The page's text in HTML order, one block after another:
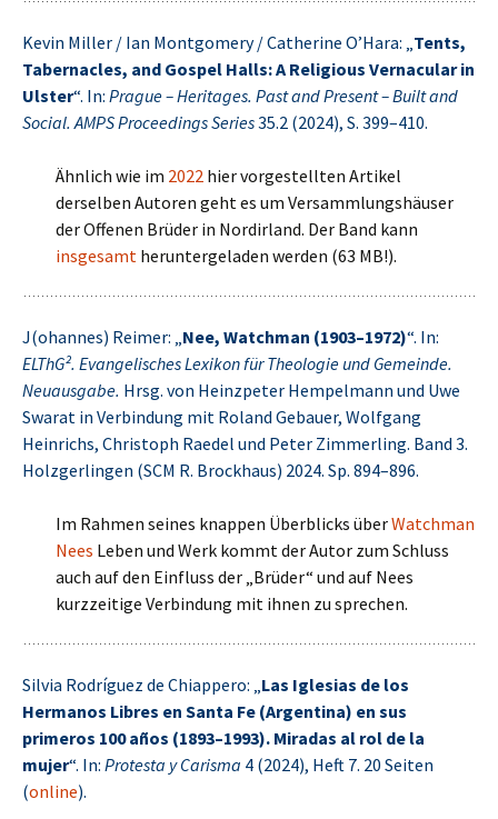
Kevin Miller / Ian Montgomery / Catherine O’Hara: „Tents,
Tabernacles, and Gospel Halls: A Religious Vernacular in
Ulster“. In: Prague – Heritages. Past and Present – Built and
Social. AMPS Proceedings Series35.2 (2024), S. 399–410.
Ähnlich wie im 2022 hier vorgestellten Artikel
derselben Autoren geht es um Versammlungshäuser
der Offenen Brüder in Nordirland. Der Band kann
insgesamt heruntergeladen werden (63 MB!).
J(ohannes) Reimer: „Nee, Watchman (1903–1972)“. In:
ELThG². Evangelisches Lexikon für Theologie und Gemeinde.
Neuausgabe. Hrsg. von Heinzpeter Hempelmann und Uwe
Swarat in Verbindung mit Roland Gebauer, Wolfgang
Heinrichs, Christoph Raedel und Peter Zimmerling. Band 3.
Holzgerlingen (SCM R. Brockhaus) 2024. Sp. 894–896.
Im Rahmen seines knappen Überblicks überWatchman
Nees Leben und Werk kommt der Autor zum Schluss
auch auf den Einfluss der „Brüder“ und auf Nees
kurzzeitige Verbindung mit ihnen zu sprechen.
Silvia Rodríguez de Chiappero: „Las Iglesias de los
Hermanos Libres en Santa Fe (Argentina) en sus
primeros 100 años (1893–1993). Miradas al rol de la
mujer“. In: Protesta y Carisma 4 (2024), Heft 7. 20 Seiten
(online).